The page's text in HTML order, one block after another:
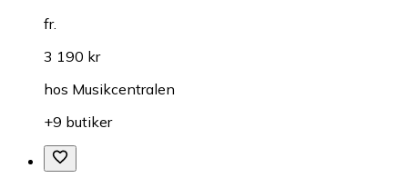
fr.
3 190 kr
hos Musikcentralen
+9 butiker